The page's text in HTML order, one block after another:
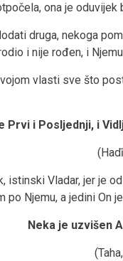
ona je oduvijek
druga, nekoga
i nije rođen, i
vlasti sve što
Prvi i Posljednji, i
istinski Vladar, jer je
Njemu, a jedini On
Neka je uzvišen